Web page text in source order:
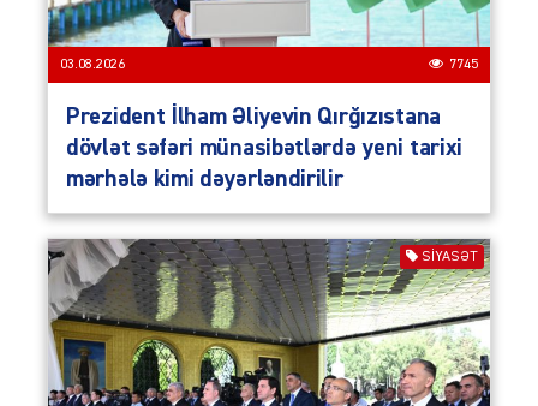
03.08.2026 7745
Prezident İlham Əliyevin Qırğızıstana
dövlət səfəri münasibətlərdə yeni tarixi
mərhələ kimi dəyərləndirilir
SIYASƏT